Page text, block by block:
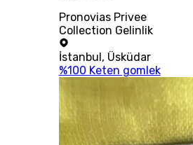
Pronovias Privee
Collection Gelinlik
İstanbul, Üsküdar
%100 Keten gomlek